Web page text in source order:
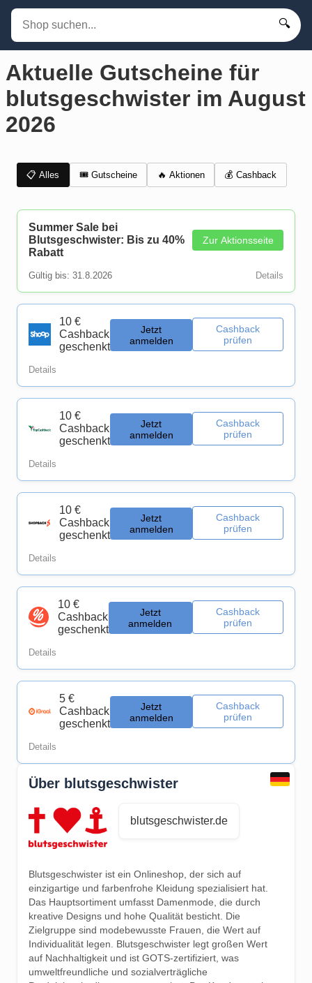
🔍
Aktuelle Gutscheine für
blutsgeschwister im August
2026
📋 Alles 🎟️ Gutscheine 🔥 Aktionen 💰 Cashback
Summer Sale bei
Blutsgeschwister: Bis zu 40%
Rabatt
Zur Aktionsseite
Gültig bis: 31.8.2026 Details
10 €
Cashback
geschenkt
Jetzt
anmelden
Cashback
prüfen
Details
10 €
Cashback
geschenkt
Jetzt
anmelden
Cashback
prüfen
Details
10 €
Cashback
geschenkt
Jetzt
anmelden
Cashback
prüfen
Details
10 €
Cashback
geschenkt
Jetzt
anmelden
Cashback
prüfen
Details
5 €
Cashback
geschenkt
Jetzt
anmelden
Cashback
prüfen
Details
Über blutsgeschwister
blutsgeschwister.de
Blutsgeschwister ist ein Onlineshop, der sich auf
einzigartige und farbenfrohe Kleidung spezialisiert hat.
Das Hauptsortiment umfasst Damenmode, die durch
kreative Designs und hohe Qualität besticht. Die
Zielgruppe sind modebewusste Frauen, die Wert auf
Individualität legen. Blutsgeschwister legt großen Wert
auf Nachhaltigkeit und ist GOTS-zertifiziert, was
umweltfreundliche und sozialverträgliche